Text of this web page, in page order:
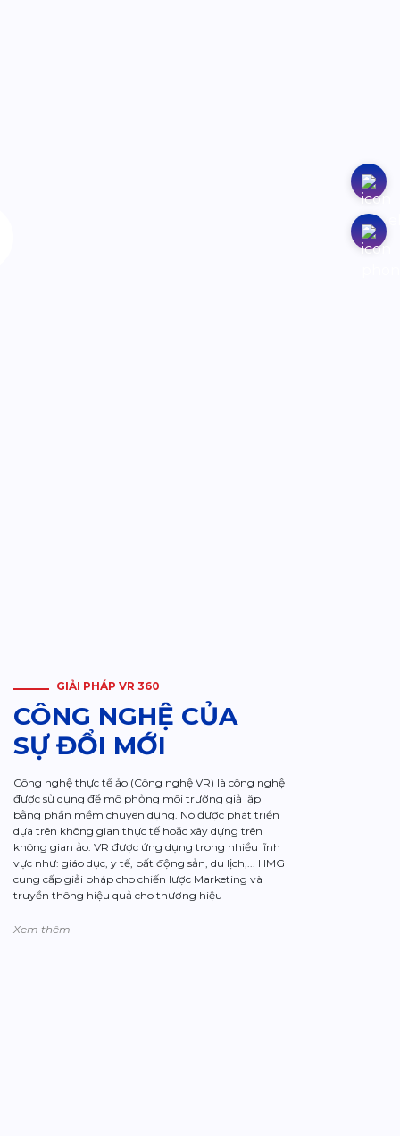
GIẢI PHÁP VR 360
CÔNG NGHỆ CỦA
SỰ ĐỔI MỚI
Công nghệ thực tế ảo (Công nghệ VR) là công nghệ
được sử dụng để mô phỏng môi trường giả lập
bằng phần mềm chuyên dụng. Nó được phát triển
dựa trên không gian thực tế hoặc xây dựng trên
không gian ảo. VR được ứng dụng trong nhiều lĩnh
vực như: giáo dục, y tế, bất động sản, du lịch,... HMG
cung cấp giải pháp cho chiến lược Marketing và
truyền thông hiệu quả cho thương hiệu
Xem thêm